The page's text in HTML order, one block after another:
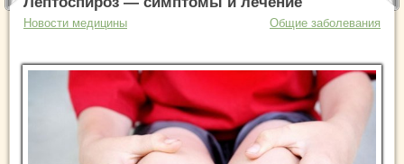
Новости медицины Общие заболевания